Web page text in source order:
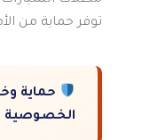
توفر حماية من
حماية
الخصوصية